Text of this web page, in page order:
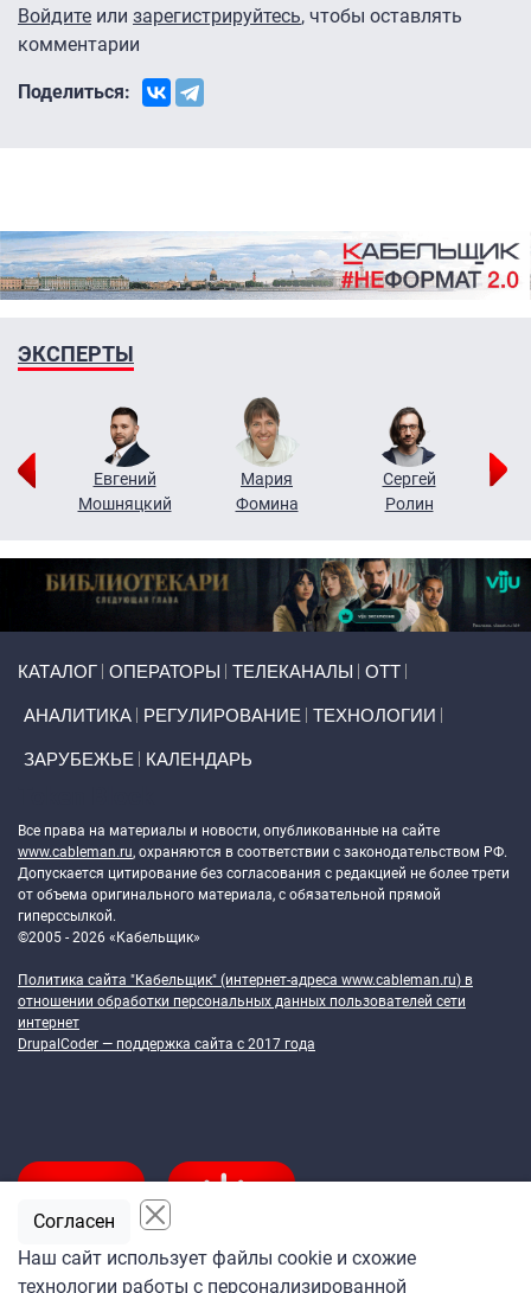
Войдите или зарегистрируйтесь, чтобы оставлять
комментарии
Поделиться:
ЭКСПЕРТЫ
Евгений
Мошняцкий
Мария
Фомина
Сергей
Ролин
КАТАЛОГ ОПЕРАТОРЫ ТЕЛЕКАНАЛЫ ОТТ
АНАЛИТИКА РЕГУЛИРОВАНИЕ ТЕХНОЛОГИИ
ЗАРУБЕЖЬЕ КАЛЕНДАРЬ
Все права на материалы и новости, опубликованные на сайте
www.cableman.ru, охраняются в соответствии с законодательством РФ.
Допускается цитирование без согласования с редакцией не более трети
от объема оригинального материала, с обязательной прямой
гиперссылкой.
©2005 - 2026 «Кабельщик»
Политика сайта "Кабельщик" (интернет-адреса www.cableman.ru) в
отношении обработки персональных данных пользователей сети
интернет
DrupalCoder — поддержка сайта c 2017 года
Наш сайт использует файлы cookie и схожие
технологии работы с персонализированной
Согласен